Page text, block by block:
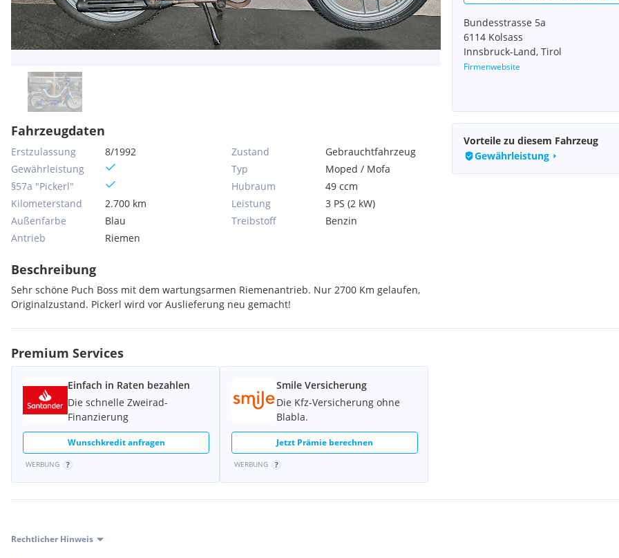
Bundesstrasse 5a
6114 Kolsass
Innsbruck-Land, Tirol
Firmenwebsite
Fahrzeugdaten
Erstzulassung
8/1992
Gewährleistung
§57a "Pickerl"
Kilometerstand
2.700 km
Außenfarbe
Blau
Antrieb
Riemen
Zustand
Gebrauchtfahrzeug
Typ
Moped / Mofa
Hubraum
49 ccm
Leistung
3 PS (2 kW)
Treibstoff
Benzin
Beschreibung
Sehr schöne Puch Boss mit dem wartungsarmen Riemenantrieb. Nur 2700 Km gelaufen,
Originalzustand. Pickerl wird vor Auslieferung neu gemacht!
Vorteile zu diesem Fahrzeug
Gewährleistung
Premium Services
Einfach in Raten bezahlen
Die schnelle Zweirad-
Finanzierung
Wunschkredit anfragen
WERBUNG
Smile Versicherung
Die Kfz-Versicherung ohne
Blabla.
Jetzt Prämie berechnen
WERBUNG
Rechtlicher Hinweis